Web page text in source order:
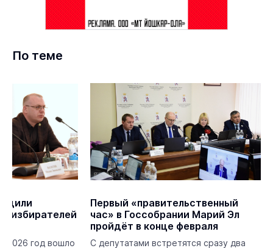
По теме
избирателей
2026 год вошло
Первый «правительственный
час» в Госсобрании Марий Эл
пройдёт в конце февраля
С депутатами встретятся сразу два